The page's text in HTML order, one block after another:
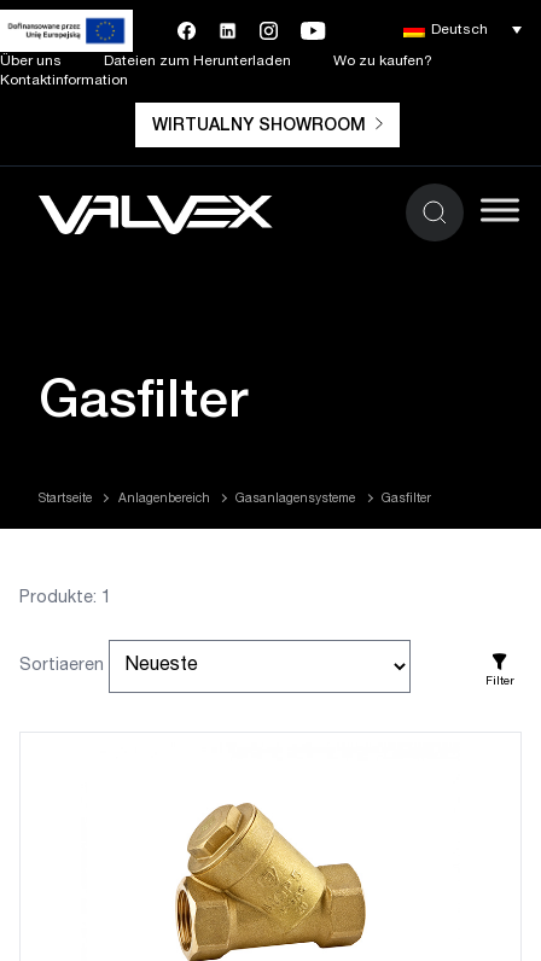
Über uns Dateien zum Herunterladen
Wo zu kaufen?
Kontaktinformation
WIRTUALNY SHOWROOM
Deutsch
Gasfilter
Startseite Anlagenbereich Gasanlagensysteme Gasfilter
Produkte: 1
Sortiaeren
Filter